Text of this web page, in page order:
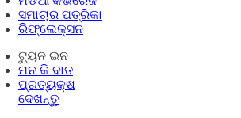
ସମାଚାର ପତ୍ରିକା
ରିଫ୍ଲେକ୍ସନ
ଟ୍ୟୁନ ଇନ
ମନ କି ବାତ
ପ୍ରତ୍ୟକ୍ଷ
ଦେଖନ୍ତୁ